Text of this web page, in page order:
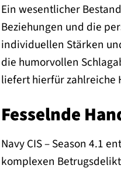
Ein wesentlicher
Beziehungen und die
individuellen Stärken
die humorvollen
liefert hierfür zahlreiche
Fesselnde
Navy CIS – Season 4.1
komplexen